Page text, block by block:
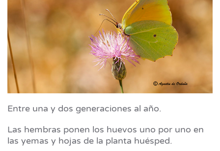
Entre una y dos generaciones al año.
Las hembras ponen los huevos uno por uno en
las yemas y hojas de la planta huésped.